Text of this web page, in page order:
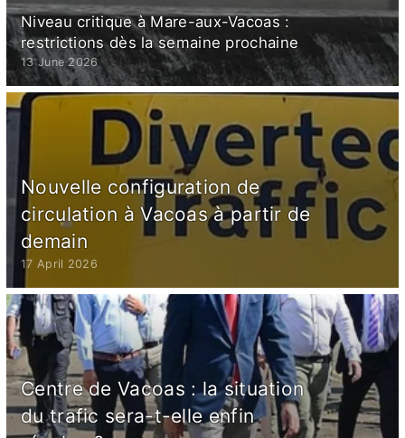
Niveau critique à Mare-aux-Vacoas :
restrictions dès la semaine prochaine
13 June 2026
Nouvelle configuration de
circulation à Vacoas à partir de
demain
17 April 2026
Centre de Vacoas : la situation
du trafic sera-t-elle enfin